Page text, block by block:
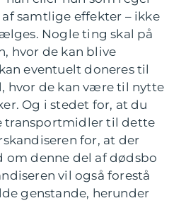
samtlige effekter – ikke
Nogle ting skal på
hvor de kan blive
eventuelt doneres til
hvor de kan være til nytte
Og i stedet for, at du
transportmidler til dette
for, at der
om denne del af dødsbo
vil også forestå
genstande, herunder